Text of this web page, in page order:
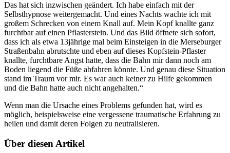
Das hat sich inzwischen geändert. Ich habe einfach mit der
Selbsthypnose weitergemacht. Und eines Nachts wachte ich mit
großem Schrecken von einem Knall auf. Mein Kopf knallte ganz
furchtbar auf einen Pflasterstein. Und das Bild öffnete sich sofort,
dass ich als etwa 13jährige mal beim Einsteigen in die Merseburger
Straßenbahn abrutschte und eben auf dieses Kopfstein-Pflaster
knallte, furchtbare Angst hatte, dass die Bahn mir dann noch am
Boden liegend die Füße abfahren könnte. Und genau diese Situation
stand im Traum vor mir. Es war auch keiner zu Hilfe gekommen
und die Bahn hatte auch nicht angehalten.“
Wenn man die Ursache eines Problems gefunden hat, wird es
möglich, beispielsweise eine vergessene traumatische Erfahrung zu
heilen und damit deren Folgen zu neutralisieren.
Über diesen Artikel